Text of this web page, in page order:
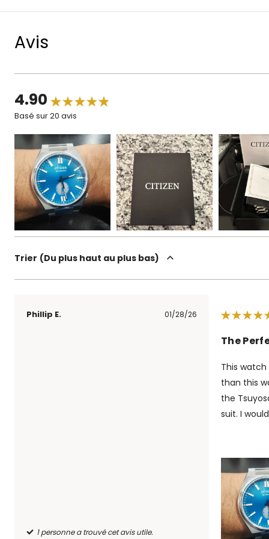
Avis
4.90
Basé sur 20 avis
Trier Du plus haut au plus bas
Phillip E. 01/28/26
1 personne a trouvé cet avis utile.
The
This
than this
the
suit. I